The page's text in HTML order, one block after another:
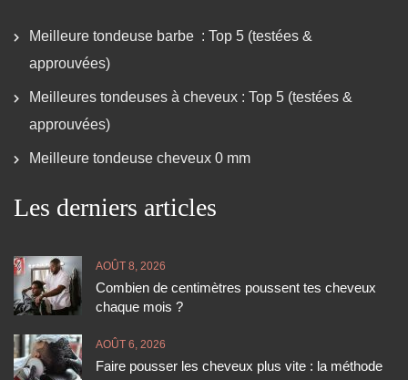
Meilleure tondeuse barbe : Top 5 (testées &
approuvées)
Meilleures tondeuses à cheveux : Top 5 (testées &
approuvées)
Meilleure tondeuse cheveux 0 mm
Les derniers articles
AOÛT 8, 2026
Combien de centimètres poussent tes cheveux
chaque mois ?
AOÛT 6, 2026
Faire pousser les cheveux plus vite : la méthode